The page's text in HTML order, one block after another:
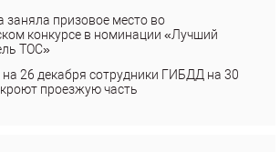
заняла призовое место во
конкурсе в номинации «Лучший
ТОС»
26 декабря сотрудники ГИБДД на 30
проезжую часть